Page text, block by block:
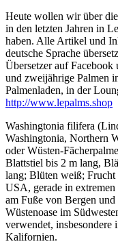
Heute wollen wir über
in den letzten Jahren in
haben. Alle Artikel und
deutsche Sprache
Übersetzer auf
und zweijährige Palmen
Palmenladen, in der
http://www.lepalms.shop
Washingtonia filifera
Washingtonia, Northern
oder Wüsten-
Blattstiel bis 2 m lang,
lang; Blüten weiß; Frucht
USA, gerade in
am Fuße von Bergen
Wüstenoase im
verwendet, insbesondere
Kalifornien.